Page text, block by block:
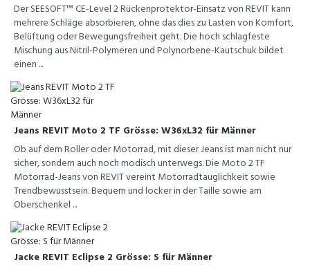
Der SEESOFT™ CE-Level 2 Rückenprotektor-Einsatz von REVIT kann
mehrere Schläge absorbieren, ohne das dies zu Lasten von Komfort,
Belüftung oder Bewegungsfreiheit geht. Die hoch schlagfeste
Mischung aus Nitril-Polymeren und Polynorbene-Kautschuk bildet
einen ...
Jeans REVIT Moto 2 TF Grösse: W36xL32 für Männer
Ob auf dem Roller oder Motorrad, mit dieser Jeans ist man nicht nur
sicher, sondern auch noch modisch unterwegs. Die Moto 2 TF
Motorrad-Jeans von REVIT vereint Motorradtauglichkeit sowie
Trendbewusstsein. Bequem und locker in der Taille sowie am
Oberschenkel ...
Jacke REVIT Eclipse 2 Grösse: S für Männer